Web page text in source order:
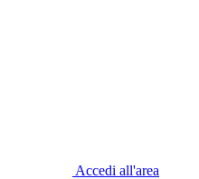
Accedi all'area